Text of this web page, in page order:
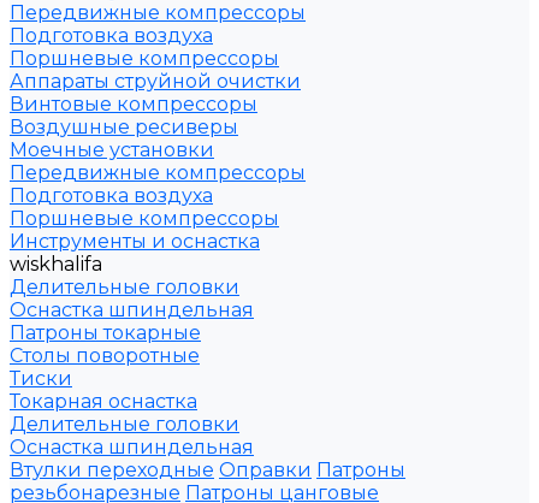
Передвижные компрессоры
Подготовка воздуха
Поршневые компрессоры
Аппараты струйной очистки
Винтовые компрессоры
Воздушные ресиверы
Моечные установки
Передвижные компрессоры
Подготовка воздуха
Поршневые компрессоры
Инструменты и оснастка
wiskhalifa
Делительные головки
Оснастка шпиндельная
Патроны токарные
Столы поворотные
Тиски
Токарная оснастка
Делительные головки
Оснастка шпиндельная
Втулки переходные Оправки Патроны
резьбонарезные Патроны цанговые